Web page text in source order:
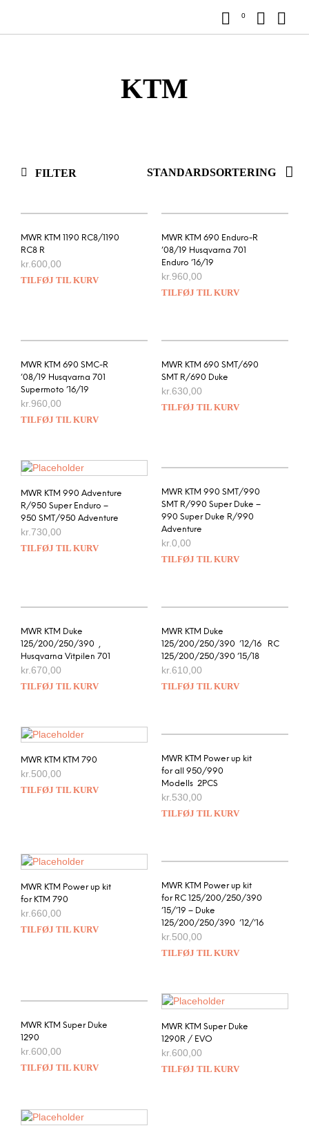
0
KTM
FILTER
MWR KTM 1190 RC8/1190
RC8 R
kr.600,00
TILFØJ TIL KURV
MWR KTM 690 Enduro-R
’08/19 Husqvarna 701
Enduro ’16/19
kr.960,00
TILFØJ TIL KURV
MWR KTM 690 SMC-R
’08/19 Husqvarna 701
Supermoto ’16/19
kr.960,00
TILFØJ TIL KURV
MWR KTM 690 SMT/690
SMT R/690 Duke
kr.630,00
TILFØJ TIL KURV
MWR KTM 990 Adventure
R/950 Super Enduro –
950 SMT/950 Adventure
kr.730,00
TILFØJ TIL KURV
MWR KTM 990 SMT/990
SMT R/990 Super Duke –
990 Super Duke R/990
Adventure
kr.0,00
TILFØJ TIL KURV
MWR KTM Duke
125/200/250/390 ,
Husqvarna Vitpilen 701
kr.670,00
TILFØJ TIL KURV
MWR KTM Duke
125/200/250/390 ’12/16 RC
125/200/250/390 ’15/18
kr.610,00
TILFØJ TIL KURV
MWR KTM KTM 790
kr. 500,00
TILFØJ TIL KURV
MWR KTM Power up kit
for all 950/990
Modells 2PCS
kr. 530,00
TILFØJ TIL KURV
MWR KTM Power up kit
for KTM 790
kr.660,00
TILFØJ TIL KURV
MWR KTM Power up kit
for RC 125/200/250/390
’15/’19 – Duke
125/200/250/390 ’12/’16
kr. 500,00
TILFØJ TIL KURV
MWR KTM Super Duke
1290
kr.600,00
TILFØJ TIL KURV
MWR KTM Super Duke
1290R / EVO
kr.600,00
TILFØJ TIL KURV